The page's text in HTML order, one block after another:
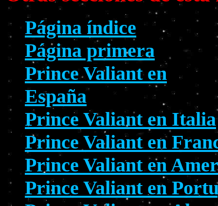
Página índice
Página primera
Prince Valiant en
España
Prince Valiant en Italia
Prince Valiant en
Prince Valiant en
Prince Valiant en